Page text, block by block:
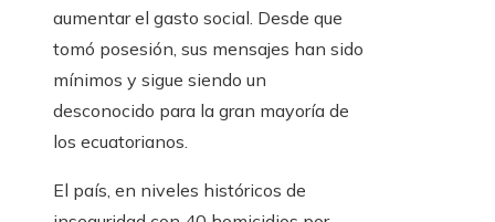
aumentar el gasto social. Desde que
tomó posesión, sus mensajes han sido
mínimos y sigue siendo un
desconocido para la gran mayoría de
los ecuatorianos.
El país, en niveles históricos de